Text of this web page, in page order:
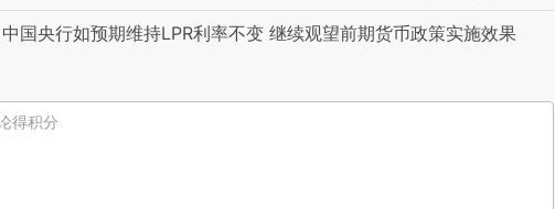
国央行如预期维持LPR利率不变 继续观望前期货币政策实施效果
得积分